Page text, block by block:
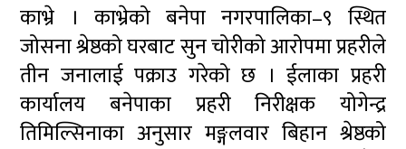
काभ्रे । काभ्रेको बनेपा नगरपालिका–९ स्थित
जोसना श्रेष्ठको घरबाट सुन चोरीको आरोपमा प्रहरीले
तीन जनालाई पक्राउ गरेको छ । ईलाका प्रहरी
कार्यालय बनेपाका प्रहरी निरीक्षक योगेन्द्र
तिमिल्सिनाका अनुसार मङ्गलवार बिहान श्रेष्ठको